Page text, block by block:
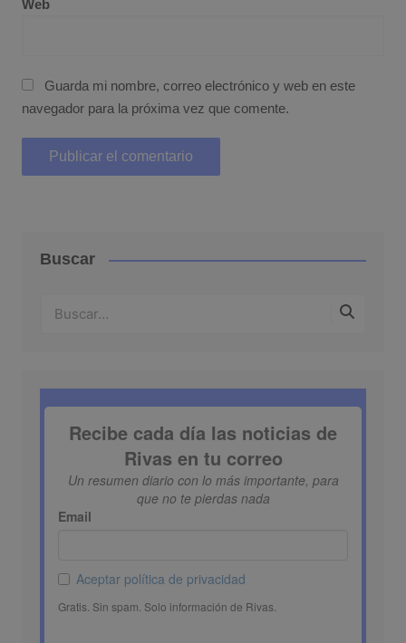
Web
Guarda mi nombre, correo electrónico y web en este
navegador para la próxima vez que comente.
Buscar